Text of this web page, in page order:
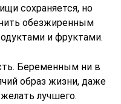
сохраняется, но
обезжиренным
и фруктами.
Беременным ни в
образ жизни, даже
лучшего.